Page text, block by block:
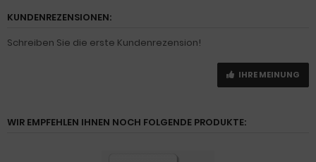
KUNDENREZENSIONEN:
Schreiben Sie die erste Kundenrezension!
IHRE MEINUNG
WIR EMPFEHLEN IHNEN NOCH FOLGENDE PRODUKTE: